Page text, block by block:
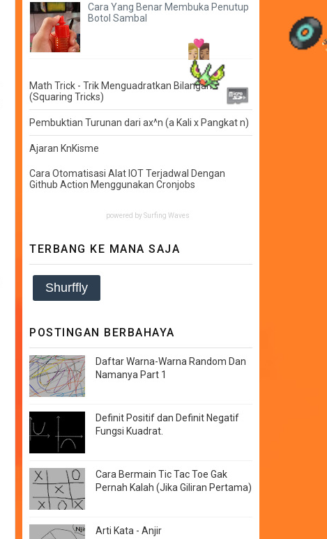
Cara Yang Benar Membuka Penutup
Botol Sambal
Math Trick - Trik Menguadratkan Bilangan
(Squaring Tricks)
Pembuktian Turunan dari ax^n (a Kali x Pangkat n)
Ajaran KnKisme
Cara Otomatisasi Alat IOT Terjadwal Dengan
Github Action Menggunakan Cronjobs
powered by Surfing Waves
TERBANG KE MANA SAJA
Shurffly
POSTINGAN BERBAHAYA
Daftar Warna-Warna Random Dan
Namanya Part 1
Definit Positif dan Definit Negatif
Fungsi Kuadrat.
Cara Bermain Tic Tac Toe Gak
Pernah Kalah (Jika Giliran Pertama)
Arti Kata - Anjir